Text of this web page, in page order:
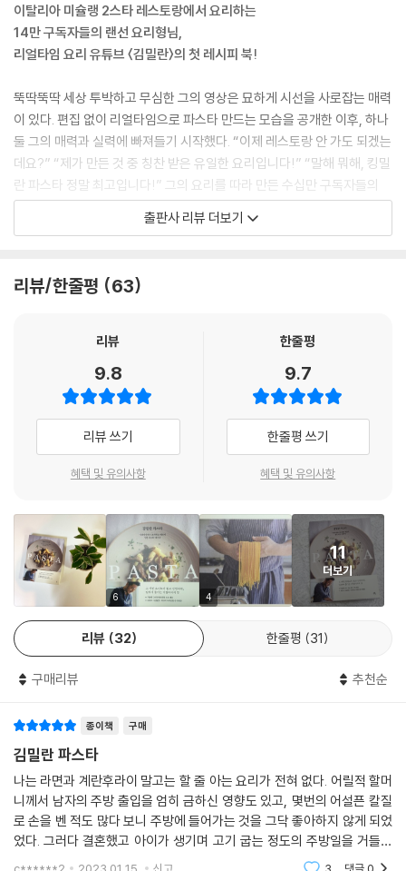
이탈리아 미슐랭 2스타 레스토랑에서 요리하는
14만 구독자들의 랜선 요리형님,
리얼타임 요리 유튜브 〈김밀란〉의 첫 레시피 북!
뚝딱뚝딱 세상 투박하고 무심한 그의 영상은 묘하게 시선을 사로잡는 매력
이 있다. 편집 없이 리얼타임으로 파스타 만드는 모습을 공개한 이후, 하나
둘 그의 매력과 실력에 빠져들기 시작했다. “이제 레스토랑 안 가도 되겠는
데요?” “제가 만든 것 중 칭찬 받은 유일한 요리입니다!” “말해 뭐해, 킹밀
란 파스타 정말 최고입니다!” 그의 요리를 따라 만든 수십만 구독자들의
찬사가 이어지면서 팬들 사이에서 그는 갓밀란, 킹밀란이라고 불리며 승승
저자는 어디서도 자세히 설명해주지 않았던 파스타를 맛있게 만드는 노하
하는 법부터 시작해 국내에서 자주 사용하는 파스타 브랜드를 비교하는
금 이 단계에서 이런 방식으로 요리하는지를 타당한 이유와 함께 자세히
설명한다. 단지 까르보나라 하나를 만들고자 했을 뿐인데 어느새 당신은
이탈리아 요리의 기초를 마스터하게 되는, 그런 기적이 탄생한다.
“요리하는 모든 행위에 이유를 알려주니 너무 좋다!”
이탈리아 현지에서 갈고 닦은 요리 내공으로 전하는 26가지 파스타
왜 내가 만든 파스타는 유독 맛이 없을까? 그 어떤 요리보다 쉽지만, 한 끗
차이로 맛이 달라지는 섬세한 파스타의 세계! 김밀란은 파스타 하나를 완
성하는 순간까지 입을 쉬지 않는다. 지금 내가 하는, 어쩌면 일반 사람들에
겐 의미 없어 보일 수 있는 작은 행위마저도 맛을 좌우하는 노하우가 되기
때문이다. 요리사라면 누구나 몸으로 부딪혀 익힌 크고 작은 행위들의 이
스타가 탄생할 수 있기를 늘 바라고 기대하고 있다.
책에는 기존 요리책에서 볼 수 없던 TMI 노하우를 가득 소개했다. 일명 마
늘 범벅 파스타인 알리오 올리오 레시피의 진실, 까르보나라가 진짜 맛있
어지는 한 끗 노하우, 생면 반죽으로 뇨끼와 파스타를 직접 만들 수 있도록
밀가루에 관한 포인트만 뽑아 알기 쉽게 설명했다. 이 책 한 권만 있으면 누
구나 집에서 파스타를 만들어 요리까지 원스톱으로 끝낼 수 있다.
출판사 리뷰 더보기
리뷰/한줄평 63
리뷰
9.8
리뷰 쓰기
혜택 및 유의사항
한줄평
9.7
한줄평 쓰기
혜택 및 유의사항
6 4
11
더보기
리뷰 32 한줄평 31
구매리뷰 추천순
종이책 구매
김밀란 파스타
나는 라면과 계란후라이 말고는 할 줄 아는 요리가 전혀 없다. 어릴적 할머
니께서 남자의 주방 출입을 엄히 금하신 영향도 있고, 몇번의 어설픈 칼질
로 손을 벤 적도 많다 보니 주방에 들어가는 것을 그닥 좋아하지 않게 되었
었다. 그러다 결혼했고 아이가 생기며 고기 굽는 정도의 주방일을 거들었
는데 내가 구워준 고기를 식구들이 맛있게 먹는 모습이 좋았고, 고기 굽는
c******2 2023.01.15. 신고 3 댓글0